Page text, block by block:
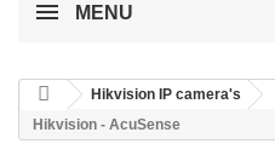
MENU
Hikvision IP camera's
Hikvision - AcuSense